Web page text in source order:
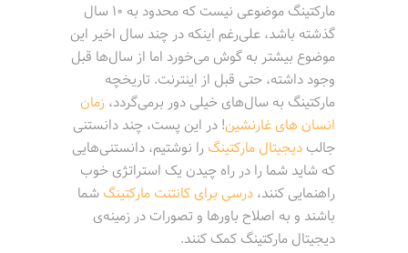
مارکتینگ موضوعی نیست که محدود به 10 سال
گذشته باشد، علی‌رغم اینکه در چند سال اخیر این
موضوع بیشتر به گوش می‌خورد اما از سال‌ها قبل
وجود داشته، حتی قبل از اینترنت. تاریخچه
مارکتینگ به سال‌های خیلی دور برمی‌گردد، زمان
انسان های غارنشین! در این پست، چند دانستنی
جالب دیجیتال مارکتینگ را نوشتیم، دانستنی‌هایی
که شاید شما را در راه چیدن یک استراتژی خوب
راهنمایی کنند، درسی برای کانتنت مارکتینگ شما
باشند و به اصلاح باورها و تصورات در زمینه‌ی
دیجیتال مارکتینگ کمک کنند.